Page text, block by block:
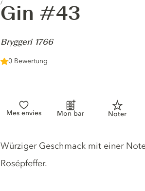
Gin #43
-
Bryggeri 1766
0 Bewertung
Mes envies Mon bar Noter
Gin description
Würziger Geschmack mit einer
Rosépfeffer.